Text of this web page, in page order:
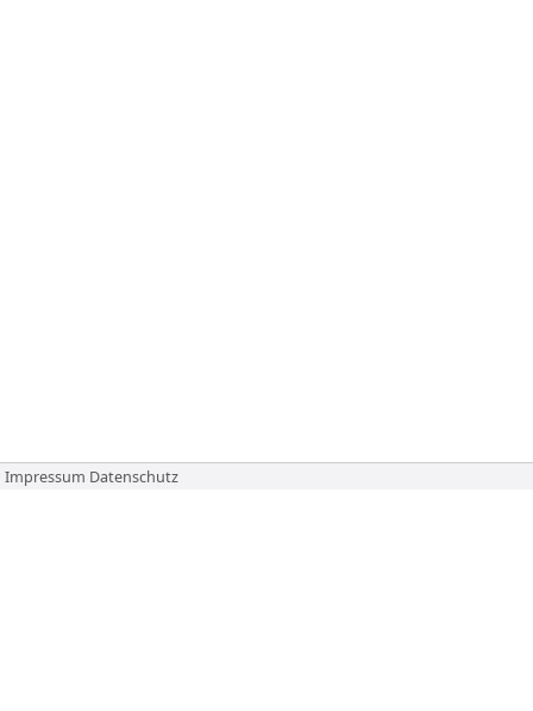
Impressum Datenschutz